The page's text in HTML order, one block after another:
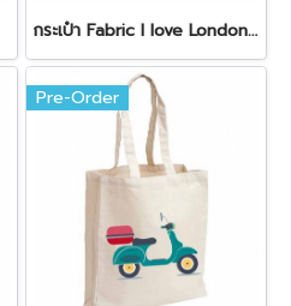
กระเป๋า Fabric I love London bag
Pre-Order